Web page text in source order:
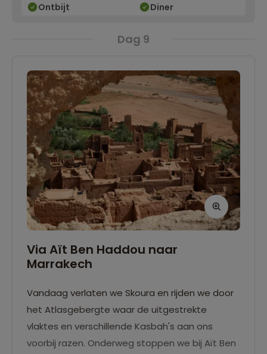
Ontbijt
Diner
Dag 9
Via Aït Ben Haddou naar
Marrakech
Vandaag verlaten we Skoura en rijden we door
het Atlasgebergte waar de uitgestrekte
vlaktes en verschillende Kasbah's aan ons
voorbij razen. Onderweg stoppen we bij Aït Ben